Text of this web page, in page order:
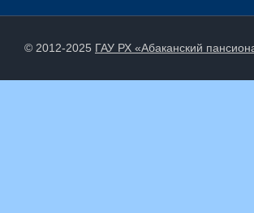
© 2012-2025 ГАУ РХ «Абаканский